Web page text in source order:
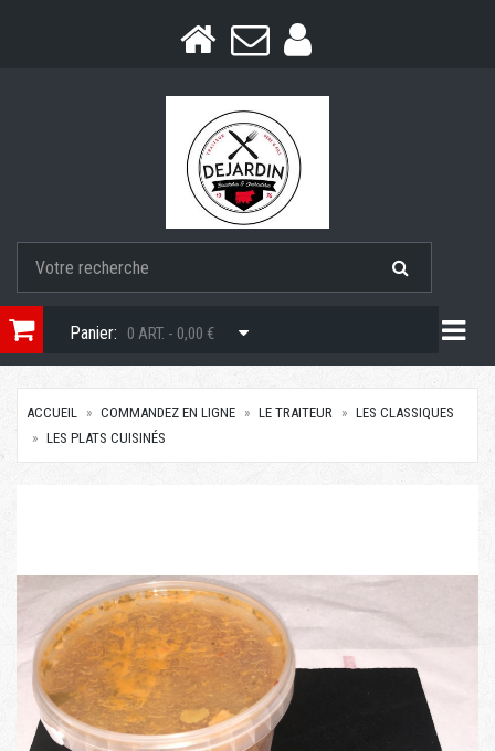
Panier: 0 ART. - 0,00 €
ACCUEIL COMMANDEZ EN LIGNE LE TRAITEUR
LES CLASSIQUES
LES PLATS CUISINÉS